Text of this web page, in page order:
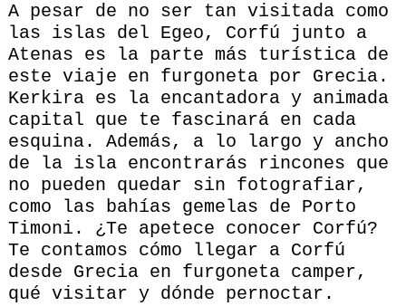
A pesar de no ser tan visitada como
las islas del Egeo, Corfú junto a
Atenas es la parte más turística de
este viaje en furgoneta por Grecia.
Kerkira es la encantadora y animada
capital que te fascinará en cada
esquina. Además, a lo largo y ancho
de la isla encontrarás rincones que
no pueden quedar sin fotografiar,
como las bahías gemelas de Porto
Timoni. ¿Te apetece conocer Corfú?
Te contamos cómo llegar a Corfú
desde Grecia en furgoneta camper,
qué visitar y dónde pernoctar.